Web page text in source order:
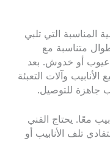
المناسبة التي تلبي
متناسبة مع
عيوب أو خدوش. بعد
وآلات التعبئة
جاهزة للتوصيل.
معًا. يحتاج الفني
تلف الأنابيب أو